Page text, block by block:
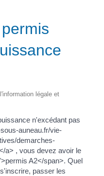
légale et
n'excédant pas
auneau.fr/vie-
demarches-
a> , vous devez avoir le
A2</span>. Quel
passer les